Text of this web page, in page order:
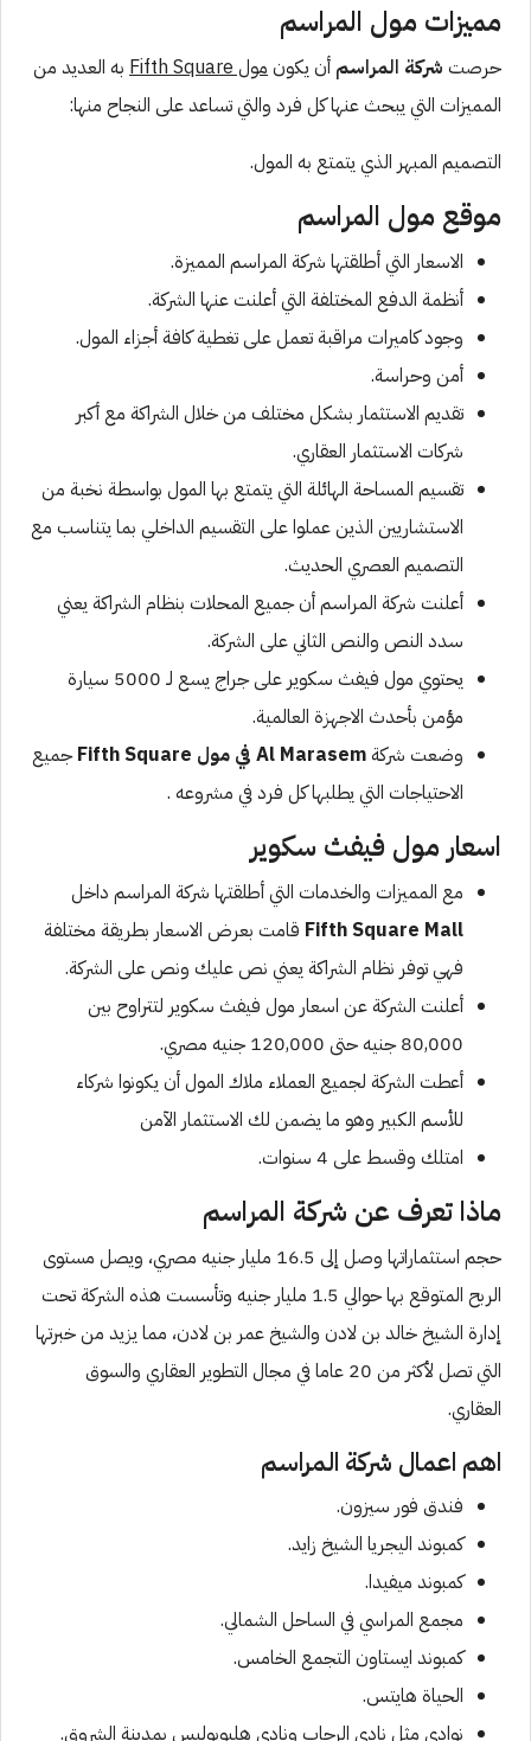
مميزات مول المراسم
حرصت شركة المراسم أن يكونمول Fifth Square
به العديد من
المميزات التي يبحث عنها كل فرد والتي تساعد على النجاح منها:
التصميم المبهر الذي يتمتع به المول.
موقع مول المراسم
الاسعار التي أطلقتها شركة المراسم المميزة.
أنظمة الدفع المختلفة التي أعلنت عنها الشركة.
وجود كاميرات مراقبة تعمل على تغطية كافة أجزاء المول.
أمن وحراسة.
تقديم الاستثمار بشكل مختلف من خلال الشراكة مع أكبر
شركات الاستثمار العقاري.
تقسيم المساحة الهائلة التي يتمتع بها المول بواسطة نخبة من
الاستشاريين الذين عملوا على التقسيم الداخلي بما يتناسب مع
التصميم العصري الحديث.
أعلنت شركة المراسم أن جميع المحلات بنظام الشراكة يعني
سدد النص والنص الثاني على الشركة.
يحتوي مول فيفث سكوير على جراج يسع لـ 5000 سيارة
مؤمن بأحدث الاجهزة العالمية.
وضعت شركة Al Marasem في مول Fifth Square
جميع
الاحتياجات التي يطلبها كل فرد في مشروعه .
اسعار مول فيفث سكوير
مع المميزات والخدمات التي أطلقتها شركة المراسم داخل
Fifth Square Mall قامت بعرض الاسعار بطريقة مختلفة
فهي توفر نظام الشراكة يعني نص عليك ونص على الشركة.
أعلنت الشركة عن اسعار مول فيفث سكوير لتتراوح بين
80,000 جنيه حتى 120,000 جنيه مصري.
أعطت الشركة لجميع العملاء ملاك المول أن يكونوا شركاء
للأسم الكبير وهو ما يضمن لك الاستثمار الآمن
امتلك وقسط على 4 سنوات.
ماذا تعرف عن شركة المراسم
حجم استثماراتها وصل إلى 16.5 مليار جنيه مصري، ويصل مستوى
الربح المتوقع بها حوالي 1.5 مليار جنيه وتأسست هذه الشركة تحت
إدارة الشيخ خالد بن لادن والشيخ عمر بن لادن، مما يزيد من خبرتها
التي تصل لأكثر من 20 عاما في مجال التطوير العقاري والسوق
العقاري.
اهم اعمال شركة المراسم
فندق فور سيزون.
كمبوند اليجريا الشيخ زايد.
كمبوند ميفيدا.
مجمع المراسي في الساحل الشمالي.
كمبوند ايستاون التجمع الخامس.
الحياة هايتس.
نوادي مثل نادي الرحاب ونادي هليوبوليس بمدينة الشروق.